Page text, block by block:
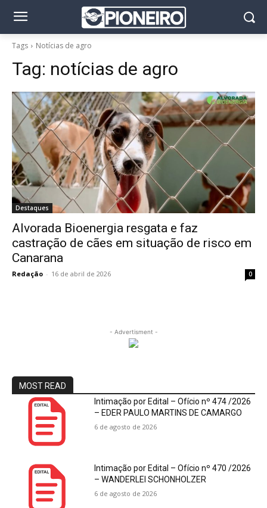
Tags Notícias de agro
Tag: notícias de agro
Destaques
Alvorada Bioenergia resgata e faz
castração de cães em situação de risco em
Canarana
Redação - 16 de abril de 2026 0
- Advertisment -
MOST READ
Intimação por Edital – Ofício nº 474 /2026
– EDER PAULO MARTINS DE CAMARGO
6 de agosto de 2026
Intimação por Edital – Ofício nº 470 /2026
– WANDERLEI SCHONHOLZER
6 de agosto de 2026